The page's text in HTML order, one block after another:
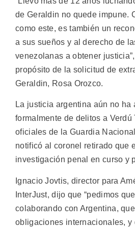
de Geraldin no quede impune.
como este, es también un
a sus sueños y al derecho de
venezolanas a obtener
propósito de la solicitud de
Geraldin, Rosa Orozco.
La justicia argentina aún no ha
formalmente de delitos a Verdú
oficiales de la Guardia
notificó al coronel retirado que
investigación penal en curso y
Ignacio Jovtis, director para
InterJust, dijo que “pedimos
colaborando con Argentina,
obligaciones internacionales, y